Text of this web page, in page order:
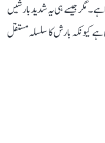
ہے۔ مگر جیسے ہی یہ شدید بارشیں
ہے کیونکہ بارش کا سلسلہ مستقل